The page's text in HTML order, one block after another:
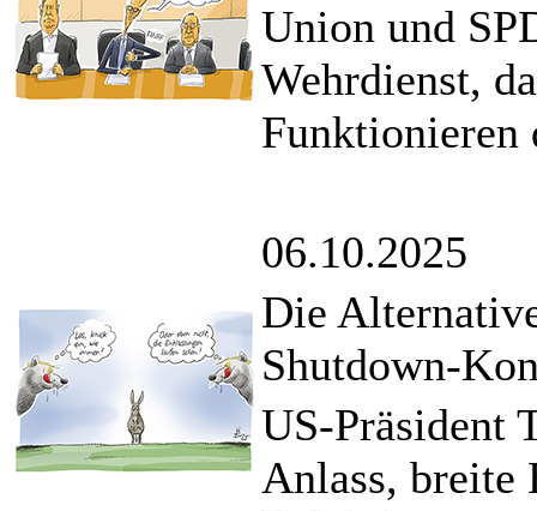
Union und
Wehrdienst,
06.10.2025
Die
Shutdown-
US-Präsident
Anlass, breite